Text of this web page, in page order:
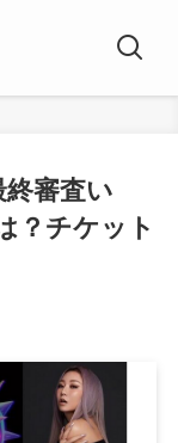
審査い
？チケット